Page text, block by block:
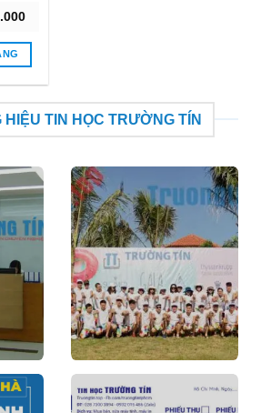
Giá
tại
₫500.000.
TIN HỌC TRƯỜNG TÍN